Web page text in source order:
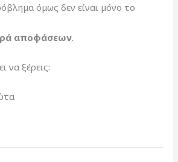
όμως δεν είναι μόνο το
αποφάσεων.
να ξέρεις: